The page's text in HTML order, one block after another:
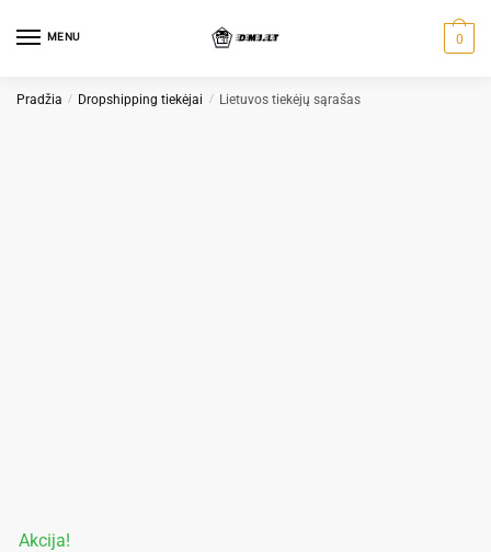
MENU 0
Pradžia / Dropshipping tiekėjai / Lietuvos tiekėjų sąrašas
Akcija!